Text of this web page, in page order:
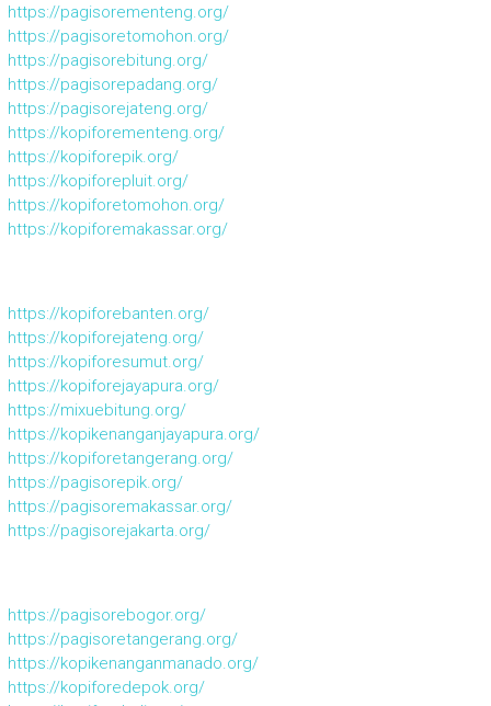
https://pagisorementeng.org/
https://pagisoretomohon.org/
https://pagisorebitung.org/
https://pagisorepadang.org/
https://pagisorejateng.org/
https://kopiforementeng.org/
https://kopiforepik.org/
https://kopiforepluit.org/
https://kopiforetomohon.org/
https://kopiforemakassar.org/
https://kopiforebanten.org/
https://kopiforejateng.org/
https://kopiforesumut.org/
https://kopiforejayapura.org/
https://mixuebitung.org/
https://kopikenanganjayapura.org/
https://kopiforetangerang.org/
https://pagisorepik.org/
https://pagisoremakassar.org/
https://pagisorejakarta.org/
https://pagisorebogor.org/
https://pagisoretangerang.org/
https://kopikenanganmanado.org/
https://kopiforedepok.org/